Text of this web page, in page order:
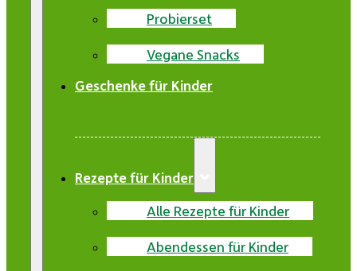
Probierset
Vegane Snacks
Geschenke für Kinder
Rezepte für Kinder
Alle Rezepte für Kinder
Abendessen für Kinder